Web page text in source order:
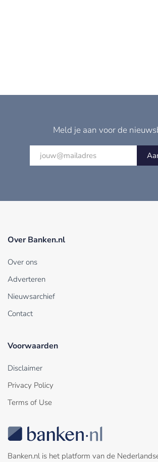
Meld je aan voor de
Over Banken.nl
Over ons
Adverteren
Nieuwsarchief
Contact
Voorwaarden
Disclaimer
Privacy Policy
Terms of Use
Banken.nl is het platform van de